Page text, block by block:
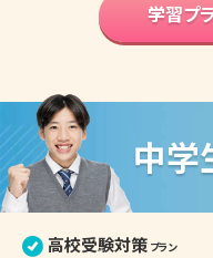
部活との両立 プラン
学習内容 基礎固め プラン
高校入学準備 プラン
高校
学習プ
中学
高校受験対策 プラン